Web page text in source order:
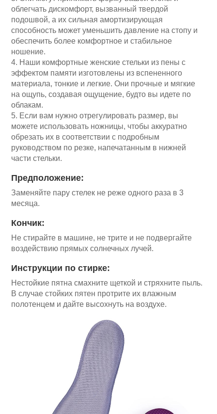
облегчать дискомфорт, вызванный твердой
подошвой, а их сильная амортизирующая
способность может уменьшить давление на стопу и
обеспечить более комфортное и стабильное
ношение.
4. Наши комфортные женские стельки из пены с
эффектом памяти изготовлены из вспененного
материала, тонкие и легкие. Они прочные и мягкие
на ощупь, создавая ощущение, будто вы идете по
облакам.
5. Если вам нужно отрегулировать размер, вы
можете использовать ножницы, чтобы аккуратно
обрезать их в соответствии с подробным
руководством по резке, напечатанным в нижней
части стельки.
Предположение:
Заменяйте пару стелек не реже одного раза в 3
месяца.
Кончик:
Не стирайте в машине, не трите и не подвергайте
воздействию прямых солнечных лучей.
Инструкции по стирке:
Нестойкие пятна смахните щеткой и стряхните пыль.
В случае стойких пятен протрите их влажным
полотенцем и дайте высохнуть на воздухе.